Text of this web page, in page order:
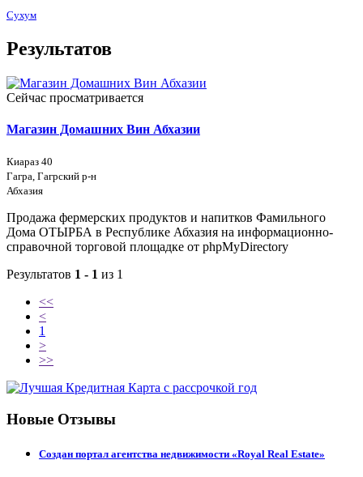
Сухум
Результатов
Сейчас просматривается
Магазин Домашних Вин Абхазии
Киараз 40
Гагра, Гагрский р-н
Абхазия
Продажа фермерских продуктов и напитков Фамильного
Дома ОТЫРБА в Республике Абхазия на информационно-
справочной торговой площадке от phpMyDirectory
Результатов 1 - 1 из 1
<<
<
1
>
>>
Новые Отзывы
Создан портал агентства недвижимости «Royal Real Estate»